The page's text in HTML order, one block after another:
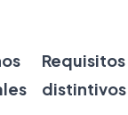
Requisitos
distintivos